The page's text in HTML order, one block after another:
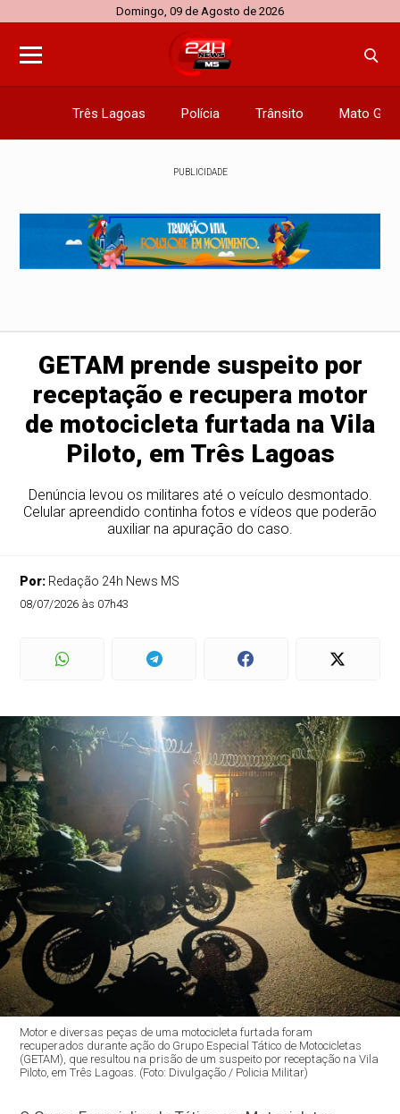
Domingo, 09 de Agosto de 2026
Três Lagoas Polícia Trânsito Mato
PUBLICIDADE
GETAM prende suspeito por
receptação e recupera motor
de motocicleta furtada na Vila
Piloto, em Três Lagoas
Denúncia levou os militares até o veículo desmontado.
Celular apreendido continha fotos e vídeos que poderão
auxiliar na apuração do caso.
Por: Redação 24h News MS
08/07/2026 às 07h43
Motor e diversas peças de uma motocicleta furtada foram
recuperados durante ação do Grupo Especial Tático de Motocicletas
(GETAM), que resultou na prisão de um suspeito por receptação na Vila
Piloto, em Três Lagoas. (Foto: Divulgação / Policia Militar)